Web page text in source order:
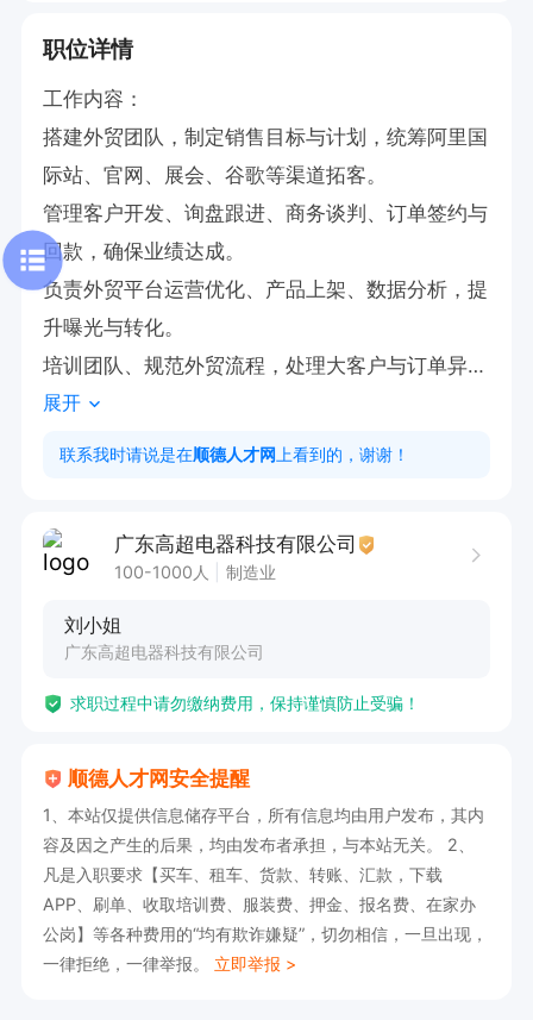
职位详情
工作内容：
搭建外贸团队，制定销售目标与计划，统筹阿里国
际站、官网、展会、谷歌等渠道拓客。
管理客户开发、询盘跟进、商务谈判、订单签约与
回款，确保业绩达成。
负责外贸平台运营优化、产品上架、数据分析，提
升曝光与转化。
培训团队、规范外贸流程，处理大客户与订单异
常，统筹部门管理。
任职要求
2 年以上外贸团队管理经验，熟悉外贸全流程与平
擅长客户开发、商务谈判、目标管理，能带团队完
熟练办公软件与外贸工具，能接受国内外出差，抗
薪资待遇​：
具有竞争力的薪资结构，包括底薪（6000 - 1000
0 元 / 月） + 高额提成（根据销售额按一定比例提
成） + 绩效奖金 + 年终奖金，综合薪资上不封
顶。优秀外贸业务员年薪可达 20 万以上。
展开
联系我时请说是在顺德人才网 上看到的，谢谢！
广东高超电器科技有限公司
100-1000人 制造业
刘小姐
广东高超电器科技有限公司
求职过程中请勿缴纳费用，保持谨慎防止受骗！
顺德人才网安全提醒
1、本站仅提供信息储存平台，所有信息均由用户发布，其内
容及因之产生的后果，均由发布者承担，与本站无关。 2、
凡是入职要求【买车、租车、货款、转账、汇款，下载
APP、刷单、收取培训费、服装费、押金、报名费、在家办
公岗】等各种费用的“均有欺诈嫌疑”，切勿相信，一旦出现，
一律拒绝，一律举报。 立即举报 >